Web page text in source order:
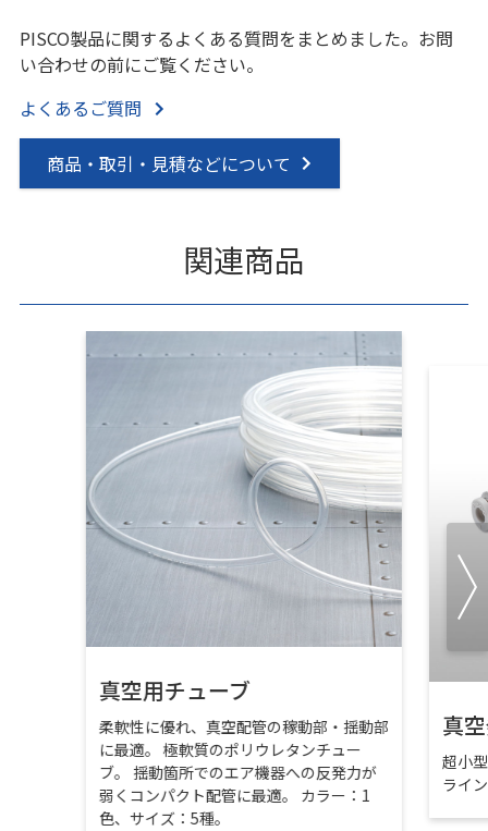
PISCO製品に関するよくある質問をまとめました。お問
い合わせの前にご覧ください。
よくあるご質問
商品・取引・見積などについて
関連商品
真空用チューブ
柔軟性に優れ、真空配管の稼動部・揺動部
に最適。 極軟質のポリウレタンチュー
ブ。 揺動箇所でのエア機器への反発力が
弱くコンパクト配管に最適。 カラー：1
色、サイズ：5種。
真
超小
ライ